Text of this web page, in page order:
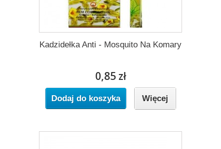
Kadzidełka Anti - Mosquito Na Komary
0,85 zł
Dodaj do koszyka Więcej